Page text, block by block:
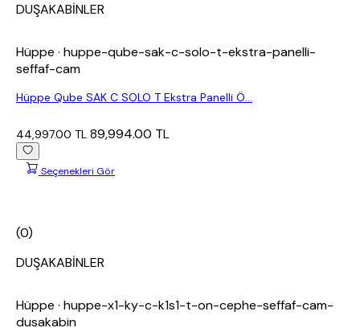
DUŞAKABİNLER
Hüppe · huppe-qube-sak-c-solo-t-ekstra-panelli-
seffaf-cam
Hüppe Qube SAK C SOLO T Ekstra Panelli Ö...
44,997.00 TL 89,994.00 TL
Seçenekleri Gör
(0)
DUŞAKABİNLER
Hüppe · huppe-x1-ky-c-k1s1-t-on-cephe-seffaf-cam-
dusakabin